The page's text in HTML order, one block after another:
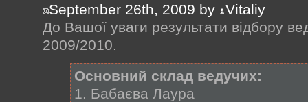
September 26th, 2009 by
Vitaliy
До Вашої уваги результати відбору
2009/2010.
Основний склад ведучих:
1. Бабаєва Лаура